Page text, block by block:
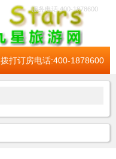
服务电话:400-1878600
拨打订房电话:400-1878600